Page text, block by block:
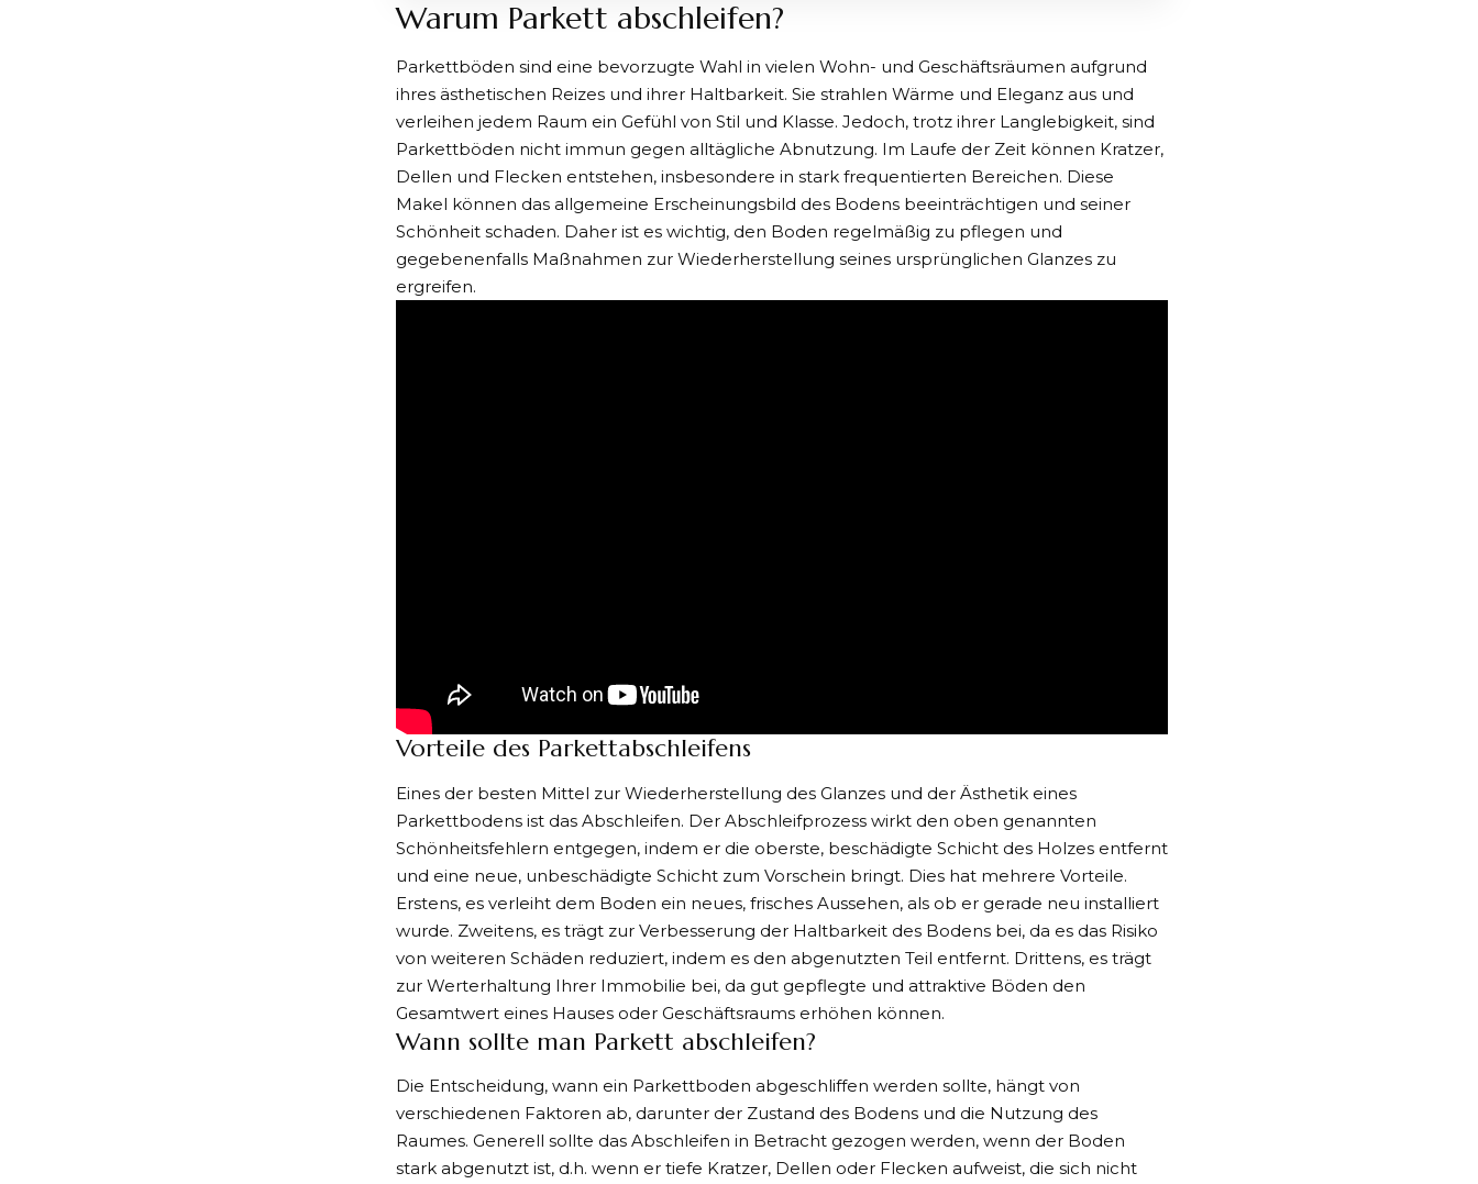
Warum Parkett abschleifen?
Parkettböden sind eine bevorzugte Wahl in vielen Wohn- und Geschäftsräumen aufgrund
ihres ästhetischen Reizes und ihrer Haltbarkeit. Sie strahlen Wärme und Eleganz aus und
verleihen jedem Raum ein Gefühl von Stil und Klasse. Jedoch, trotz ihrer Langlebigkeit, sind
Parkettböden nicht immun gegen alltägliche Abnutzung. Im Laufe der Zeit können Kratzer,
Dellen und Flecken entstehen, insbesondere in stark frequentierten Bereichen. Diese
Makel können das allgemeine Erscheinungsbild des Bodens beeinträchtigen und seiner
Schönheit schaden. Daher ist es wichtig, den Boden regelmäßig zu pflegen und
gegebenenfalls Maßnahmen zur Wiederherstellung seines ursprünglichen Glanzes zu
ergreifen.
Vorteile des Parkettabschleifens
Eines der besten Mittel zur Wiederherstellung des Glanzes und der Ästhetik eines
Parkettbodens ist das Abschleifen. Der Abschleifprozess wirkt den oben genannten
Schönheitsfehlern entgegen, indem er die oberste, beschädigte Schicht des Holzes entfernt
und eine neue, unbeschädigte Schicht zum Vorschein bringt. Dies hat mehrere Vorteile.
Erstens, es verleiht dem Boden ein neues, frisches Aussehen, als ob er gerade neu installiert
wurde. Zweitens, es trägt zur Verbesserung der Haltbarkeit des Bodens bei, da es das Risiko
von weiteren Schäden reduziert, indem es den abgenutzten Teil entfernt. Drittens, es trägt
zur Werterhaltung Ihrer Immobilie bei, da gut gepflegte und attraktive Böden den
Gesamtwert eines Hauses oder Geschäftsraums erhöhen können.
Wann sollte man Parkett abschleifen?
Die Entscheidung, wann ein Parkettboden abgeschliffen werden sollte, hängt von
verschiedenen Faktoren ab, darunter der Zustand des Bodens und die Nutzung des
Raumes. Generell sollte das Abschleifen in Betracht gezogen werden, wenn der Boden
stark abgenutzt ist, d.h. wenn er tiefe Kratzer, Dellen oder Flecken aufweist, die sich nicht